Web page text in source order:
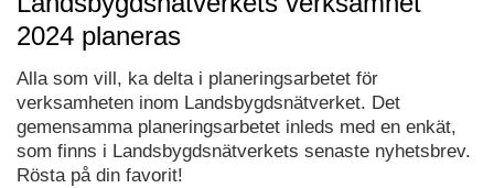
2024 planeras
Alla som vill, ka delta i planeringsarbetet för
verksamheten inom Landsbygdsnätverket. Det
gemensamma planeringsarbetet inleds med en enkät,
som finns i Landsbygdsnätverkets senaste nyhetsbrev.
Rösta på din favorit!